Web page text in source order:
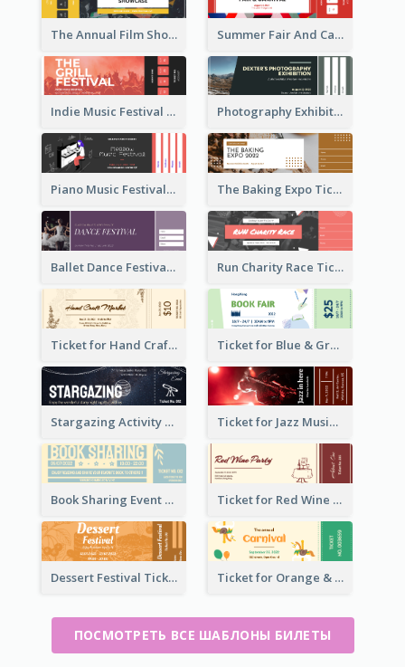
The Annual Film Showcase Ticket Summer Fair And Carnival Ticket
Indie Music Festival Ticket Photography Exhibition Ticket
Piano Music Festival Ticket The Baking Expo Ticket
Ballet Dance Festival Ticket Run Charity Race Ticket
Ticket for Hand Craft Market Ticket for Blue & Green Book Fair
Stargazing Activity Ticket Ticket for Jazz Music Festival
Book Sharing Event Ticket Ticket for Red Wine Party
Dessert Festival Ticket With Details Ticket for Orange & Green Carnival
ПОСМОТРЕТЬ ВСЕ ШАБЛОНЫ БИЛЕТЫ